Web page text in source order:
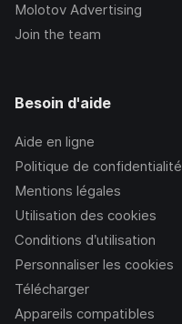
Molotov Advertising
Join the team
Besoin d'aide
Aide en ligne
Politique de confidentialité
Mentions légales
Utilisation des cookies
Conditions d’utilisation
Personnaliser les cookies
Télécharger
Appareils compatibles